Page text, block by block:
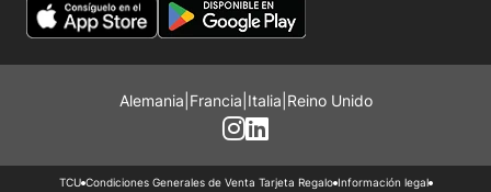
Alemania Francia Italia Reino Unido
TCU Condiciones Generales de Venta Tarjeta Regalo Información legal